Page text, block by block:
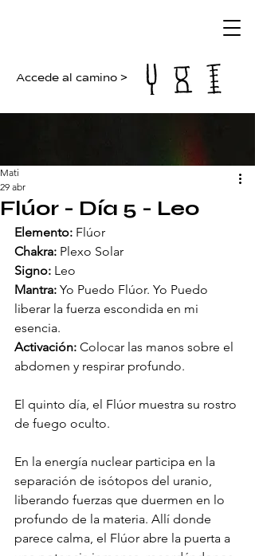
Accede al camino >
Flúor - Día 5 - Leo
Mati
29 abr
Elemento: Flúor
Chakra: Plexo Solar
Signo: Leo
Mantra: Yo Puedo Flúor. Yo Puedo
liberar la fuerza escondida en mi
esencia.
Activación: Colocar las manos sobre el
abdomen y respirar profundo.
El quinto día, el Flúor muestra su rostro
de fuego oculto.
En la energía nuclear participa en la
separación de isótopos del uranio,
liberando fuerzas que duermen en lo
profundo de la materia. Allí donde
parece calma, el Flúor abre la puerta a